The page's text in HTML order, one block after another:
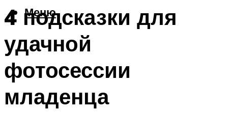
Меню
4 подсказки для
удачной
фотосессии
младенца